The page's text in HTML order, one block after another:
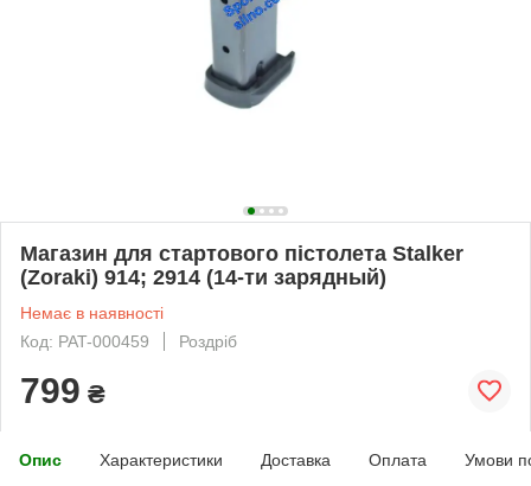
Магазин для стартового пістолета Stalker
(Zoraki) 914; 2914 (14-ти зарядный)
Немає в наявності
Код: PAT-000459
Роздріб
799 ₴
Опис Характеристики Доставка Оплата Умови